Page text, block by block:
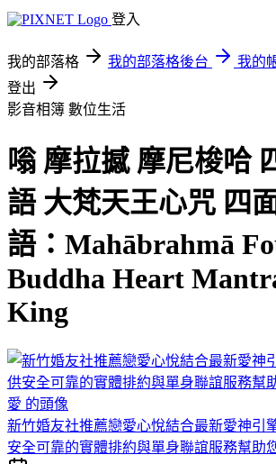
登入
我的部落格 我的部落格後台
我的
登出
影音相簿 數位生活
嗡 摩拉撼 摩尼梭哈
語 大梵天王心咒 四
語：Mahābrahmā
Buddha Heart
King
新竹婚友社推薦戀愛心悅結合最新愛神引
安全可靠的實體排約與單身聯誼服務幫助